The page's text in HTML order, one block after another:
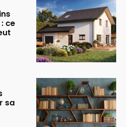
ce
sa